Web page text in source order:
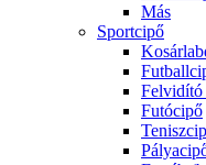
Más
Sportcipő
Felvidító
Futócipő